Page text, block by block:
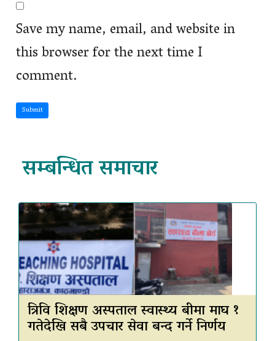
Save my name, email, and website in
this browser for the next time I
comment.
Submit
सम्बन्धित समाचार
त्रिवि शिक्षण अस्पताल स्वास्थ्य बीमा माघ १
गतेदेखि सबै उपचार सेवा बन्द गर्ने निर्णय